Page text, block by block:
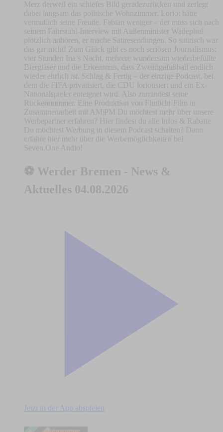
Merz derweil ein schiefes Bild geradezurücken und zerlegt
dabei langsam das politische Wohnzimmer. Loriot hätte
vermutlich seine Freude. Fabian weniger – der muss sich nach
seinem Fahrstuhl-Interview mit Außenminister Wadephul
plötzlich anhören, er mache Satiresendungen. So satirisch war
das gar nicht! Zum Glück gibt es noch seriösen Journalismus:
vier Stunden Ina’s Nacht, mehrere wundersam wiederbefüllte
Biergläser und die Erkenntnis, dass Zweitligafußball endlich
wieder ehrlich ist. Schlag & Fertig – der einzige Podcast, bei
dem die FIFA privatisiert, die CDU loriotisiert und ein Ex-
Nationalspieler enteignet wird. Also zumindest seine
Rückennummer. Eine Produktion von Flutlicht-Film in
Zusammenarbeit mit AM|PM Du möchtest mehr über unsere
Werbepartner erfahren? Hier findest du alle Infos & Rabatte
Du möchtest Werbung in diesem Podcast schalten? Dann
erfahre hier mehr über die Werbemöglichkeiten bei
Seven.One Audio!
⚽ Werder Bremen - News &
Aktuelles 04.08.2026
Jetzt in der App abspielen